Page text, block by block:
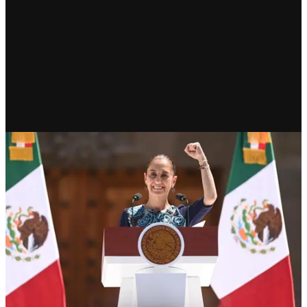
RECIENTE
El pueblo de México es mucha
pieza: Sheinbaum